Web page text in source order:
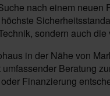
nach einem
sondern auch
in der Nähe von
Beratung
Finanzierung